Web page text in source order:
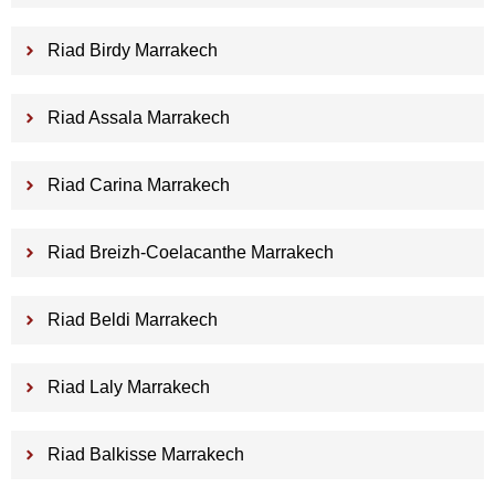
Riad Birdy Marrakech
Riad Assala Marrakech
Riad Carina Marrakech
Riad Breizh-Coelacanthe Marrakech
Riad Beldi Marrakech
Riad Laly Marrakech
Riad Balkisse Marrakech